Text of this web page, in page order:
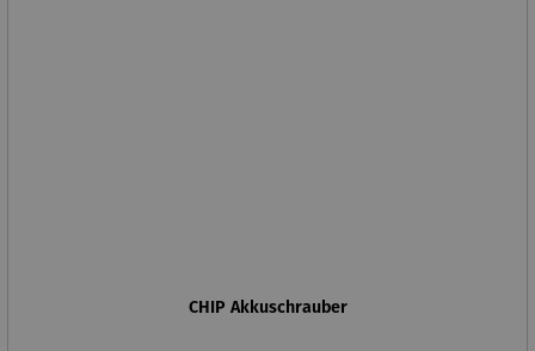
CHIP Akkuschrauber